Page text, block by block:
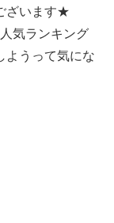
ざいます★
気ランキング
ようって気にな